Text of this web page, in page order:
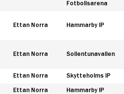
Fotbollsarena
Ettan Norra Hammarby IP
Ettan Norra Sollentunavallen
Ettan Norra Skytteholms IP
Ettan Norra Hammarby IP